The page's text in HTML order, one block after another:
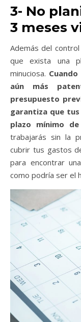
3- No
3 meses
Además del
que exista una
minuciosa.
aún más
presupuesto
garantiza que
plazo mínimo
trabajarás sin la
cubrir tus gastos
para encontrar
como podría ser el